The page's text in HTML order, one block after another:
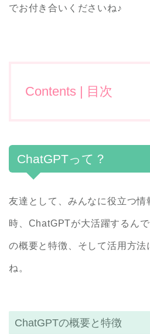
でお付き合いくださいね♪
Contents | 目次
ChatGPTって？
友達として、みんなに役立つ情
時、ChatGPTが大活躍するん
の概要と特徴、そして活用方法
ね。
ChatGPTの概要と特徴